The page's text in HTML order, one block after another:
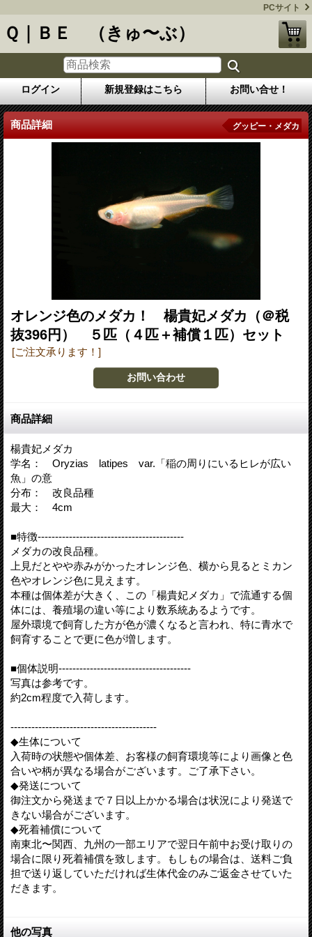
PCサイト
Ｑ｜ＢＥ （きゅ〜ぶ）
ログイン 新規登録はこちら お問い合せ！
商品詳細 グッピー・メダカ
オレンジ色のメダカ！ 楊貴妃メダカ（＠税
抜396円） ５匹（４匹＋補償１匹）セット
[ご注文承ります！]
商品詳細
楊貴妃メダカ
学名： Oryzias latipes var.「稲の周りにいるヒレが広い
魚」の意
分布： 改良品種
最大： 4cm
■特徴------------------------------------------
メダカの改良品種。
上見だとやや赤みがかったオレンジ色、横から見るとミカン
色やオレンジ色に見えます。
本種は個体差が大きく、この「楊貴妃メダカ」で流通する個
体には、養殖場の違い等により数系統あるようです。
屋外環境で飼育した方が色が濃くなると言われ、特に青水で
飼育することで更に色が増します。
■個体説明--------------------------------------
写真は参考です。
約2cm程度で入荷します。
------------------------------------------
◆生体について
入荷時の状態や個体差、お客様の飼育環境等により画像と色
合いや柄が異なる場合がございます。ご了承下さい。
◆発送について
御注文から発送まで７日以上かかる場合は状況により発送で
きない場合がございます。
◆死着補償について
南東北〜関西、九州の一部エリアで翌日午前中お受け取りの
場合に限り死着補償を致します。もしもの場合は、送料ご負
担で送り返していただければ生体代金のみご返金させていた
だきます。
他の写真